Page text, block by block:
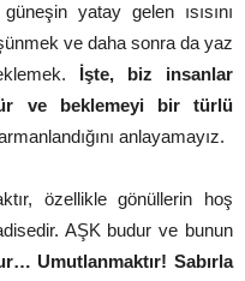
yatay gelen ısısını
ve daha sonra da yaz
İşte, biz insanlar
ve beklemeyi bir türlü
anlayamayız.
özellikle gönüllerin hoş
AŞK budur ve bunun
Umutlanmaktır! Sabırla